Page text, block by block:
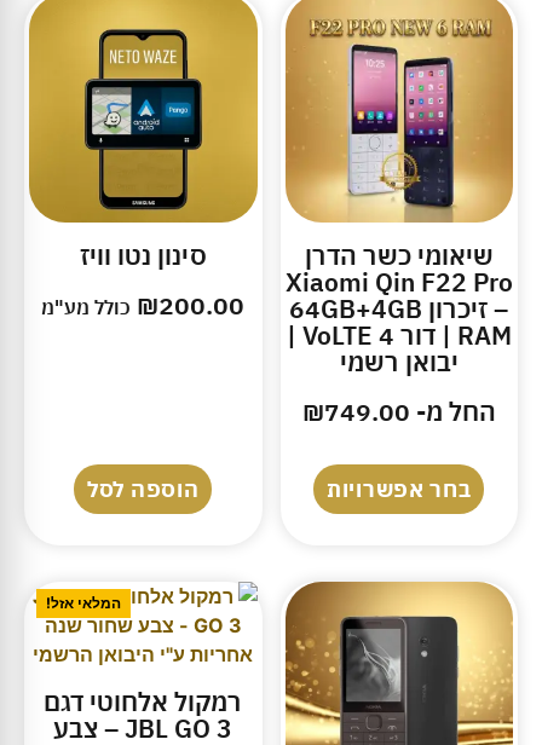
שיאומי כשר הדרן
Xiaomi Qin F22 Pro
– זיכרון 64GB+4GB
RAM | דור 4 VoLTE |
יבואן רשמי
החל מ-
₪749.00
בחר אפשרויות
סינון נטו וויז
₪200.00 כולל מע"מ
הוספה לסל
המלאי אזל!
רמקול אלחוטי דגם
JBL GO 3 – צבע